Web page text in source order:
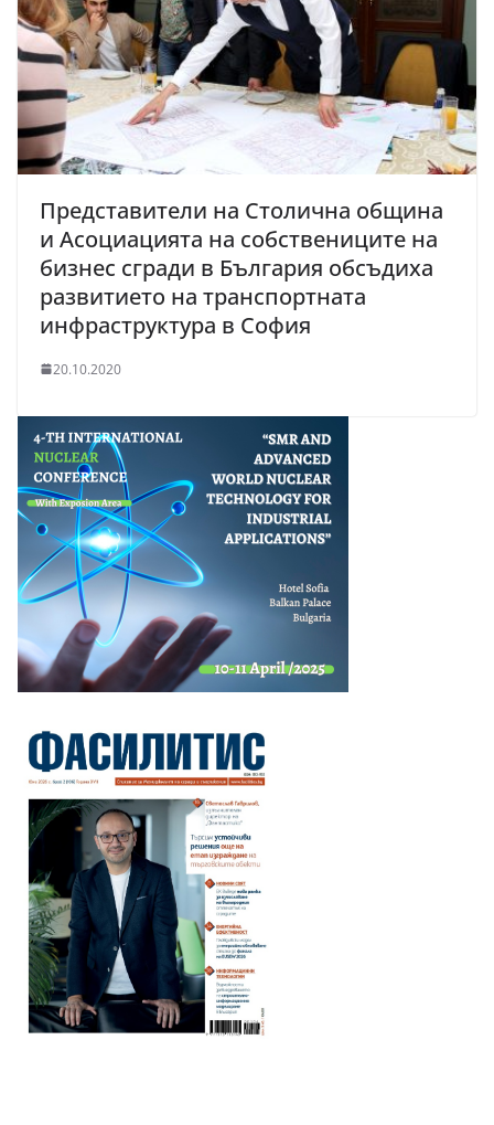
Представители на Столична община
и Асоциацията на собствениците на
бизнес сгради в България обсъдиха
развитието на транспортната
инфраструктура в София
20.10.2020